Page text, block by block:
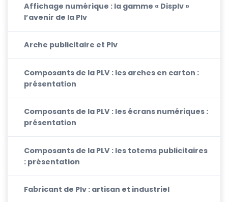
Affichage numérique : la gamme « Displv »
l’avenir de la Plv
Arche publicitaire et Plv
Composants de la PLV : les arches en carton :
présentation
Composants de la PLV : les écrans numériques :
présentation
Composants de la PLV : les totems publicitaires
: présentation
Fabricant de Plv : artisan et industriel